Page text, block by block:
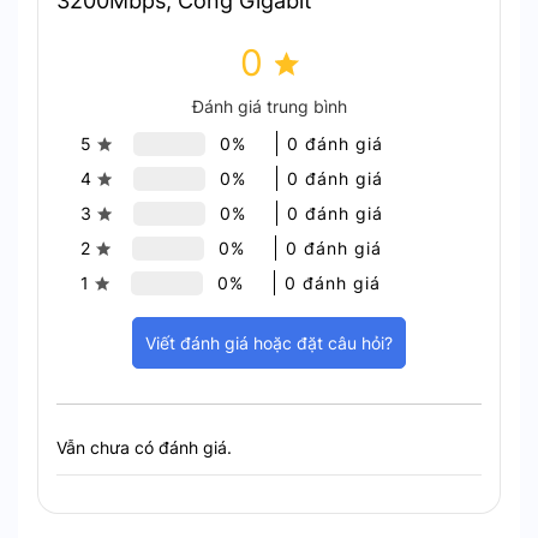
nối cao hơn.
Hỗ trợ kết nối đồng thời nhiều
MU-MIMO cùng với công nghệ OFDMA cải thiện
đáng kể hiệu suất mạng cho nhiều thiết bị đầu
0
Đánh giá trung bình
5
0%
0 đánh giá
4
0%
0 đánh giá
3
0%
0 đánh giá
2
0%
0 đánh giá
1
0% 0 đánh giá
Viết đánh giá hoặc đặt câu hỏi?
Vẫn chưa có đánh giá.